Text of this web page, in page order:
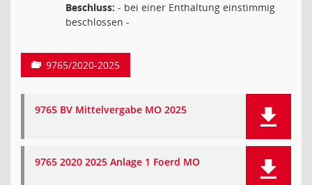
Beschluss: - bei einer Enthaltung einstimmig
beschlossen -
9765/2020-2025
9765 BV Mittelvergabe MO 2025
9765 2020 2025 Anlage 1 Foerd MO